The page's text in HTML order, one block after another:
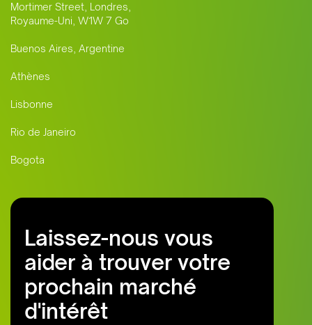
Mortimer Street, Londres,
Royaume-Uni, W1W 7 Go
Buenos Aires, Argentine
Athènes
Lisbonne
Rio de Janeiro
Bogota
Laissez-nous vous
aider à trouver votre
prochain marché
d'intérêt